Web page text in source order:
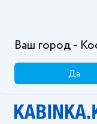
Ваш город -
Да